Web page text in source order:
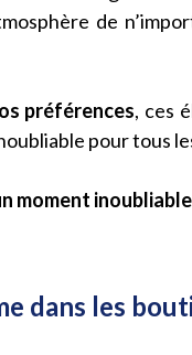
de
préférences, ces
pour tous
moment inoubliable
dans les